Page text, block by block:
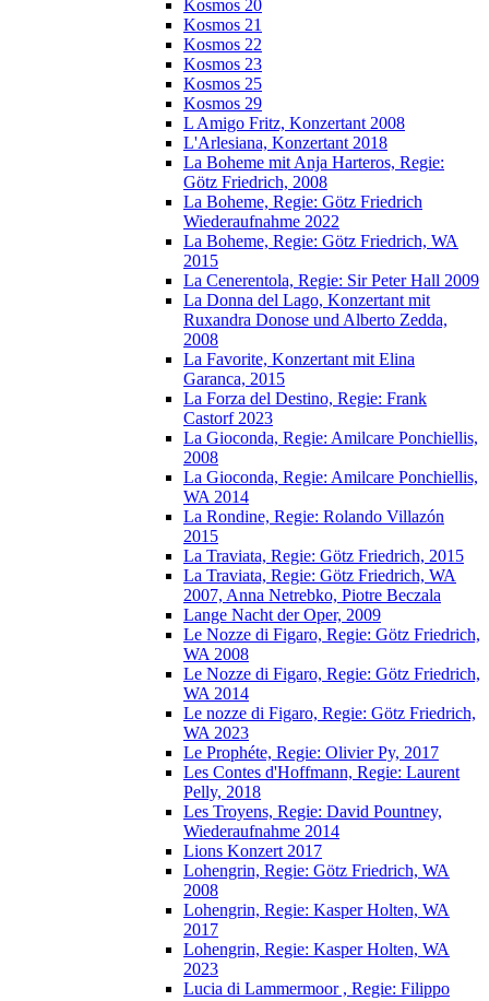
Kosmos 20
Kosmos 21
Kosmos 22
Kosmos 23
Kosmos 25
Kosmos 29
L Amigo Fritz, Konzertant 2008
L'Arlesiana, Konzertant 2018
La Boheme mit Anja Harteros, Regie:
Götz Friedrich, 2008
La Boheme, Regie: Götz Friedrich
Wiederaufnahme 2022
La Boheme, Regie: Götz Friedrich, WA
2015
La Cenerentola, Regie: Sir Peter Hall 2009
La Donna del Lago, Konzertant mit
Ruxandra Donose und Alberto Zedda,
2008
La Favorite, Konzertant mit Elina
Garanca, 2015
La Forza del Destino, Regie: Frank
Castorf 2023
La Gioconda, Regie: Amilcare Ponchiellis,
2008
La Gioconda, Regie: Amilcare Ponchiellis,
WA 2014
La Rondine, Regie: Rolando Villazón
2015
La Traviata, Regie: Götz Friedrich, 2015
La Traviata, Regie: Götz Friedrich, WA
2007, Anna Netrebko, Piotre Beczala
Lange Nacht der Oper, 2009
Le Nozze di Figaro, Regie: Götz Friedrich,
WA 2008
Le Nozze di Figaro, Regie: Götz Friedrich,
WA 2014
Le nozze di Figaro, Regie: Götz Friedrich,
WA 2023
Le Prophéte, Regie: Olivier Py, 2017
Les Contes d'Hoffmann, Regie: Laurent
Pelly, 2018
Les Troyens, Regie: David Pountney,
Wiederaufnahme 2014
Lions Konzert 2017
Lohengrin, Regie: Götz Friedrich, WA
2008
Lohengrin, Regie: Kasper Holten, WA
2017
Lohengrin, Regie: Kasper Holten, WA
2023
Lucia di Lammermoor , Regie: Filippo